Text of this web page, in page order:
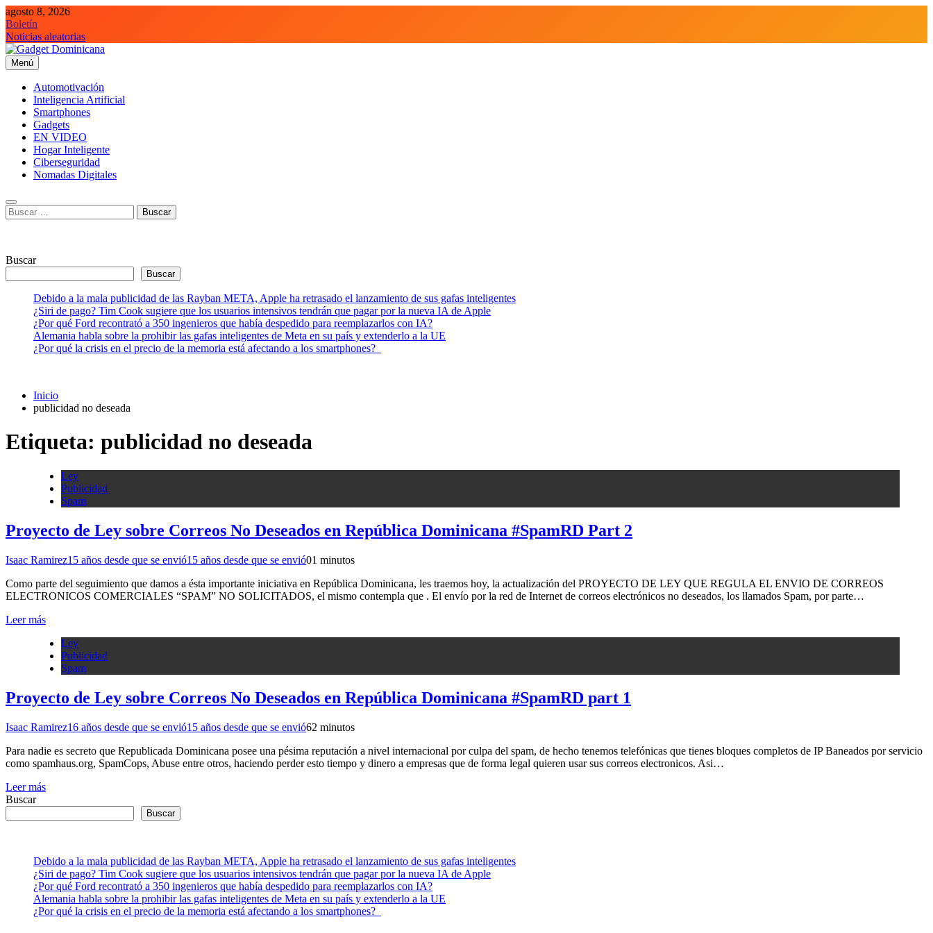
Saltar
al
contenido
agosto 8, 2026
Boletín
Noticias aleatorias
Gadget Dominicana
Gadgets, Autos y Tecnología de consumo
Menú
Automotivación
Inteligencia Artificial
Smartphones
Gadgets
EN VIDEO
Hogar Inteligente
Ciberseguridad
Nomadas Digitales
Buscar:
Buscar
Buscar
Debido a la mala publicidad de las Rayban META, Apple ha retrasado el lanzamiento de sus gafas inteligentes
¿Siri de pago? Tim Cook sugiere que los usuarios intensivos tendrán que pagar por la nueva IA de Apple
¿Por qué Ford recontrató a 350 ingenieros que había despedido para reemplazarlos con IA?
Alemania habla sobre la prohibir las gafas inteligentes de Meta en su país y extenderlo a la UE
¿Por qué la crisis en el precio de la memoria está afectando a los smartphones?
Inicio
publicidad no deseada
Etiqueta: publicidad no deseada
Ley
Publicidad
Spam
Proyecto de Ley sobre Correos No Deseados en República Dominicana #SpamRD Part 2
Isaac Ramirez15 años desde que se envió15 años desde que se envió01 minutos
Como parte del seguimiento que damos a ésta importante iniciativa en República Dominicana, les traemos hoy, la actualización del PROYECTO DE LEY QUE REGULA EL ENVIO DE CORREOS
ELECTRONICOS COMERCIALES “SPAM” NO SOLICITADOS, el mismo contempla que . El envío por la red de Internet de correos electrónicos no deseados, los llamados Spam, por parte…
Leer más
Ley
Publicidad
Spam
Proyecto de Ley sobre Correos No Deseados en República Dominicana #SpamRD part 1
Isaac Ramirez16 años desde que se envió15 años desde que se envió62 minutos
Para nadie es secreto que Republicada Dominicana posee una pésima reputación a nivel internacional por culpa del spam, de hecho tenemos telefónicas que tienes bloques completos de IP Baneados por servicio
como spamhaus.org, SpamCops, Abuse entre otros, haciendo perder esto tiempo y dinero a empresas que de forma legal quieren usar sus correos electronicos. Asi…
Leer más
Buscar
Buscar
Debido a la mala publicidad de las Rayban META, Apple ha retrasado el lanzamiento de sus gafas inteligentes
¿Siri de pago? Tim Cook sugiere que los usuarios intensivos tendrán que pagar por la nueva IA de Apple
¿Por qué Ford recontrató a 350 ingenieros que había despedido para reemplazarlos con IA?
Alemania habla sobre la prohibir las gafas inteligentes de Meta en su país y extenderlo a la UE
¿Por qué la crisis en el precio de la memoria está afectando a los smartphones?